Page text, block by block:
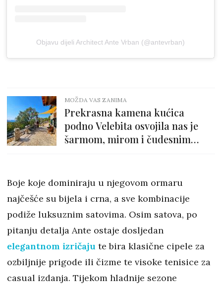
Objavu dijeli Architect Ante Vrban (@antevrban)
MOŽDA VAS ZANIMA
Prekrasna kamena kućica
podno Velebita osvojila nas je
šarmom, mirom i čudesnim
Boje koje dominiraju u njegovom ormaru
najčešće su bijela i crna, a sve kombinacije
podiže luksuznim satovima. Osim satova, po
pitanju detalja Ante ostaje dosljedan
elegantnom izričaju te bira klasične cipele za
ozbiljnije prigode ili čizme te visoke tenisice za
casual izdanja. Tijekom hladnije sezone